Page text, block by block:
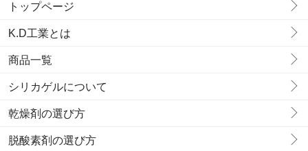
トップページ
K.D工業とは
商品一覧
シリカゲルについて
乾燥剤の選び方
脱酸素剤の選び方